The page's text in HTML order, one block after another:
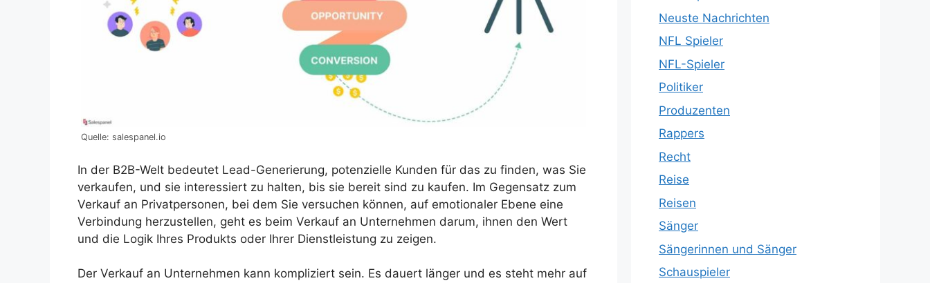
Quelle: salespanel.io
In der B2B-Welt bedeutet Lead-Generierung, potenzielle Kunden für das zu finden, was Sie
verkaufen, und sie interessiert zu halten, bis sie bereit sind zu kaufen. Im Gegensatz zum
Verkauf an Privatpersonen, bei dem Sie versuchen können, auf emotionaler Ebene eine
Verbindung herzustellen, geht es beim Verkauf an Unternehmen darum, ihnen den Wert
und die Logik Ihres Produkts oder Ihrer Dienstleistung zu zeigen.
Der Verkauf an Unternehmen kann kompliziert sein. Es dauert länger und es steht mehr auf
Neuste Nachrichten
NFL Spieler
NFL-Spieler
Politiker
Produzenten
Rappers
Recht
Reise
Reisen
Sänger
Sängerinnen und Sänger
Schauspieler